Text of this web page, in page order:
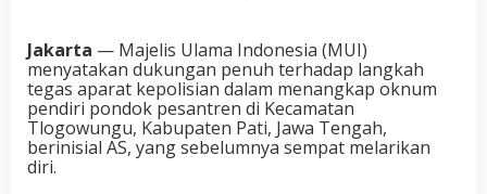
Jakarta — Majelis Ulama Indonesia (MUI)
menyatakan dukungan penuh terhadap langkah
tegas aparat kepolisian dalam menangkap oknum
pendiri pondok pesantren di Kecamatan
Tlogowungu, Kabupaten Pati, Jawa Tengah,
berinisial AS, yang sebelumnya sempat melarikan
diri.